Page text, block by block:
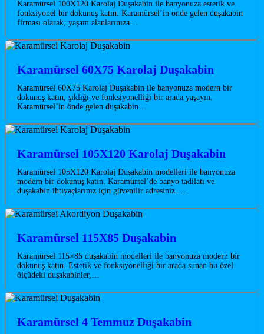
Karamürsel 100X120 Karolaj Duşakabin ile banyonuza estetik ve
fonksiyonel bir dokunuş katın. Karamürsel’in önde gelen duşakabin
firması olarak, yaşam alanlarınıza…
Karamürsel 60X75 Karolaj Duşakabin
Karamürsel 60X75 Karolaj Duşakabin ile banyonuza modern bir
dokunuş katın, şıklığı ve fonksiyonelliği bir arada yaşayın.
Karamürsel’in önde gelen duşakabin…
Karamürsel 105X120 Karolaj Duşakabin
Karamürsel 105X120 Karolaj Duşakabin modelleri ile banyonuza
modern bir dokunuş katın. Karamürsel’de banyo tadilatı ve
duşakabin ihtiyaçlarınız için güvenilir adresiniz.…
Karamürsel 115X85 Duşakabin
Karamürsel 115×85 duşakabin modelleri ile banyonuza modern bir
dokunuş katın. Estetik ve fonksiyonelliği bir arada sunan bu özel
ölçüdeki duşakabinler,…
Karamürsel 4 Temmuz Duşakabin